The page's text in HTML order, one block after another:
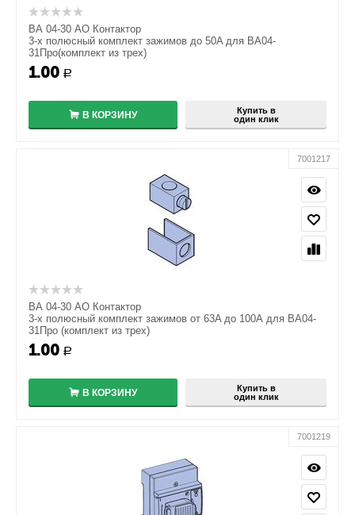
ВА 04-30 АО Контактор
3-х полюсный комплект зажимов до 50A для ВА04-
31Про(комплект из трех)
1.00 Р
В КОРЗИНУ
Купить в
один клик
7001217
ВА 04-30 АО Контактор
3-х полюсный комплект зажимов от 63A до 100А для ВА04-
31Про (комплект из трех)
1.00 Р
В КОРЗИНУ
Купить в
один клик
7001219